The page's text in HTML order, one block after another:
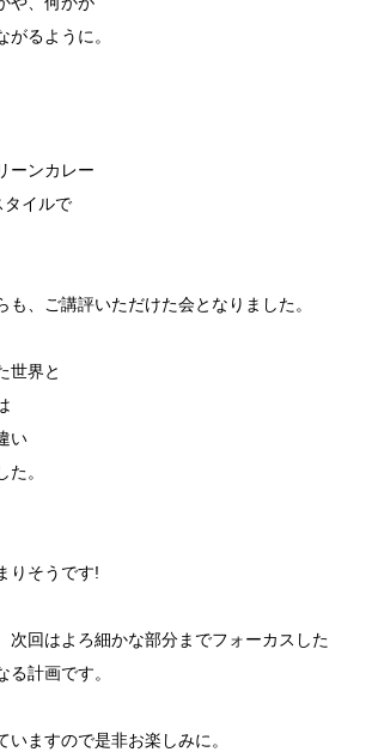
がるように。
ーンカレー
タイルで
も、ご講評いただけた会となりました。
世界と
い
。
りそうです!
次回はよろ細かな部分までフォーカスした
る計画です。
いますので是非お楽しみに。